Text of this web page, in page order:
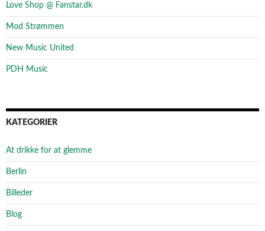
Love Shop @ Fanstar.dk
Mod Strømmen
New Music United
PDH Music
KATEGORIER
At drikke for at glemme
Berlin
Billeder
Blog